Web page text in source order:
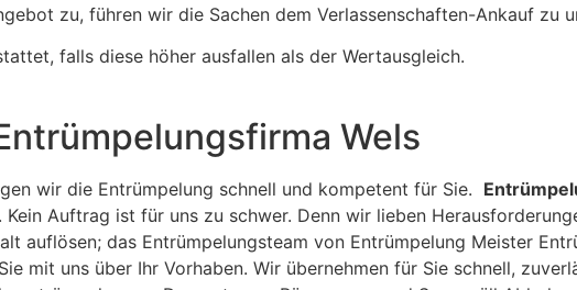
zu, führen wir die Sachen dem Verlassenschaften-Ankauf zu
falls diese höher ausfallen als der Wertausgleich.
Wels
wir die Entrümpelung schnell und kompetent für Sie.
Auftrag ist für uns zu schwer. Denn wir lieben
auflösen; das Entrümpelungsteam von Entrümpelung Meister
mit uns über Ihr Vorhaben. Wir übernehmen für Sie schnell,